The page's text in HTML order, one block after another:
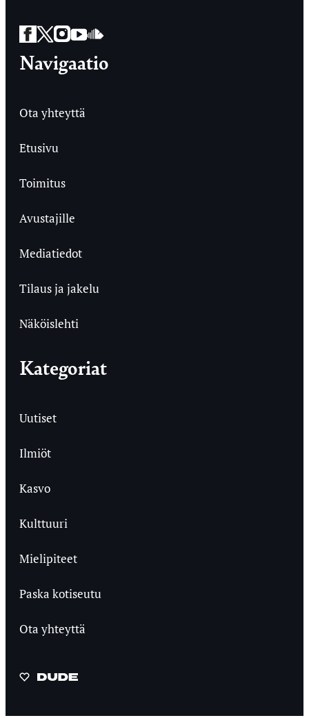
Facebook
Twitter
Instagram
YouTube
SoundCloud
Navigaatio
Ota yhteyttä
Etusivu
Toimitus
Avustajille
Mediatiedot
Tilaus ja jakelu
Näköislehti
Kategoriat
Uutiset
Ilmiöt
Kasvo
Kulttuuri
Mielipiteet
Paska kotiseutu
Ota yhteyttä